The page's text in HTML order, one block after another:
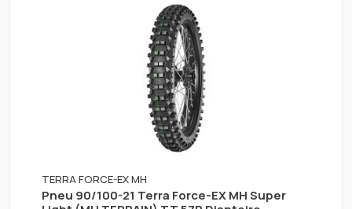
TERRA FORCE-EX MH
Pneu 90/100-21 Terra Force-EX MH Super